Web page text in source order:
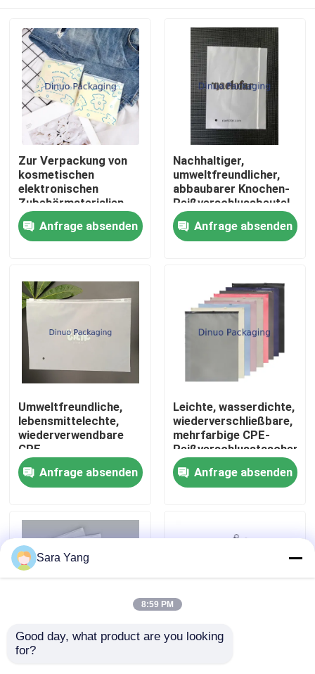
Produkte
Videos
Über uns
Werksbesichtigung
Qualitätskontrolle
Kontakt mit uns
Neuigkeiten
Zur Verpackung von
kosmetischen
elektronischen
Zubehörmaterialien
wieder aufnehmbare
wasserdichte
Zipperbeutel aus
Anfrage absenden
Nachhaltiger,
umweltfreundlicher,
abbaubarer Knochen-
Reißverschlussbeutel
für kleine
Gegenstände
Anfrage absenden
Umweltfreundliche,
lebensmittelechte,
wiederverwendbare
CPE-
Reißverschlusstasche
zur Aufbewahrung von
Kleidungsdokumenten
Anfrage absenden
Leichte, wasserdichte,
wiederverschließbare,
mehrfarbige CPE-
Reißverschlusstaschen
für die
Reiseorganisation im
Home Office
Anfrage absenden
Kundenspezifische
Sara Yang
8:59 PM
Good day, what product are you looking
for?